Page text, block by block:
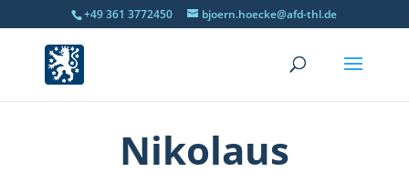
+49 361 3772450 bjoern.hoecke@afd-thl.de
Nikolaus